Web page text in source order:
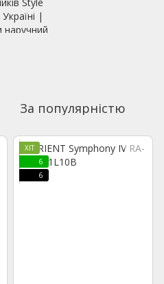
За популярністю
ХІТ
6
6